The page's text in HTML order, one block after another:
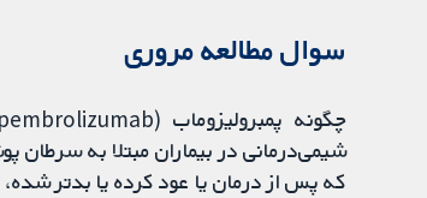
سوال مطالعه مروری
که پس از درمان یا عود کرده یا بدتر